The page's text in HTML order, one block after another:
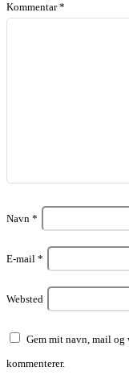
Kommentar*
Navn *
E-mail *
Websted
Gem mit navn, mail og
kommenterer.